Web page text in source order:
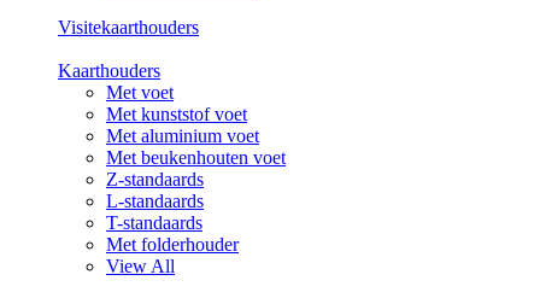
Visitekaarthouders
Kaarthouders
Met voet
Met kunststof voet
Met aluminium voet
Met beukenhouten voet
Z-standaards
L-standaards
T-standaards
Met folderhouder
View All